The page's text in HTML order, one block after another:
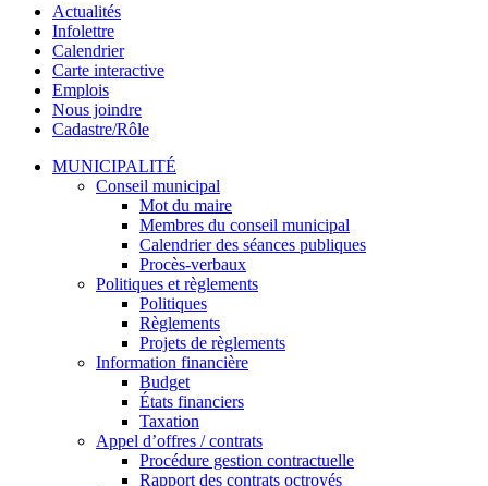
Actualités
Infolettre
Calendrier
Carte interactive
Emplois
Nous joindre
Cadastre/Rôle
MUNICIPALITÉ
Conseil municipal
Mot du maire
Membres du conseil municipal
Calendrier des séances publiques
Procès-verbaux
Politiques et règlements
Politiques
Règlements
Projets de règlements
Information financière
Budget
États financiers
Taxation
Appel d’offres / contrats
Procédure gestion contractuelle
Rapport des contrats octroyés